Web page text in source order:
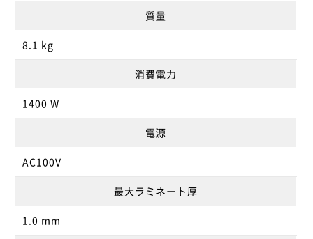
質量
8.1 kg
消費電力
1400 W
電源
AC100V
最大ラミネート厚
1.0 mm